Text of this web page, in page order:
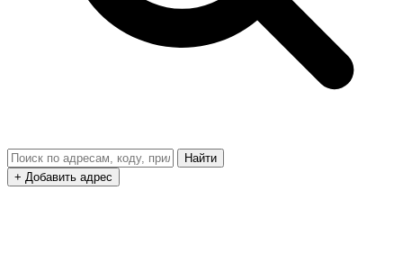
Найти
+ Добавить адрес